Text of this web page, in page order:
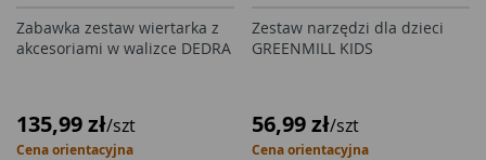
Zabawka zestaw wiertarka z
akcesoriami w walizce DEDRA
135,99 zł/szt
Cena orientacyjna
Zestaw narzędzi dla dzieci
GREENMILL KIDS
56,99 zł/szt
Cena orientacyjna